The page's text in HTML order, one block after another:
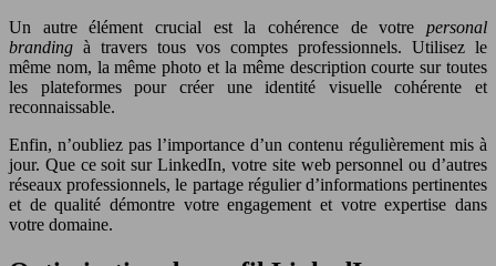
Un autre élément crucial est la cohérence de votre personal
branding à travers tous vos comptes professionnels. Utilisez le
même nom, la même photo et la même description courte sur toutes
les plateformes pour créer une identité visuelle cohérente et
reconnaissable.
Enfin, n’oubliez pas l’importance d’un contenu régulièrement mis à
jour. Que ce soit sur LinkedIn, votre site web personnel ou d’autres
réseaux professionnels, le partage régulier d’informations pertinentes
et de qualité démontre votre engagement et votre expertise dans
votre domaine.